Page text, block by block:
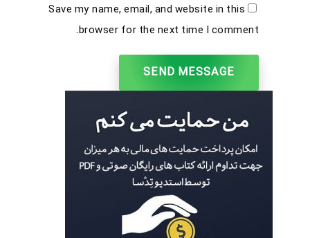
Save my name, email, and website in this
browser for the next time I comment.